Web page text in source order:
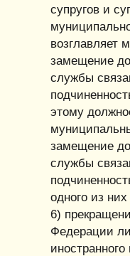
супругов и
возглавляет
замещение
службы
этому
замещение
службы
одного из
6)
Федерации
иностранного